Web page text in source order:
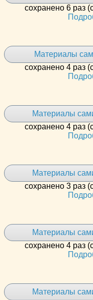
сохранено 6 раз
Материалы
сохранено 4 раз
Материалы
сохранено 4 раз
Материалы
сохранено 3 раз
Материалы
сохранено 4 раз
Материалы